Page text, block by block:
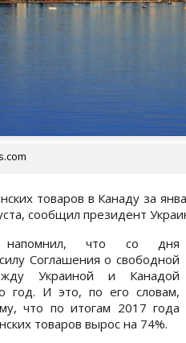
товаров в Канаду за
сообщил президент
напомнил, что со дня
Соглашения о свободной
Украиной и Канадой
год. И это, по его словам,
что по итогам 2017 года
товаров вырос на 74%.